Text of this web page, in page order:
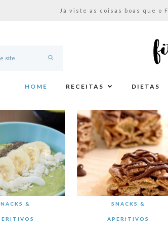
HOME RECEITAS DIETAS
& SNACKS &
APERITIVOS
Já viste as coisas boas que o